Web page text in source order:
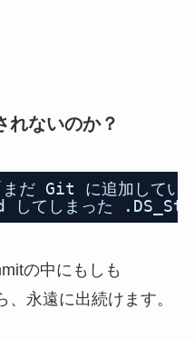
れないのか？
Git に追加していな
てしまった
の中にもしも
永遠に出続けます。